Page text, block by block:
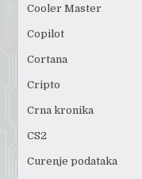
Cooler Master
Copilot
Cortana
Cripto
Crna kronika
CS2
Curenje podataka